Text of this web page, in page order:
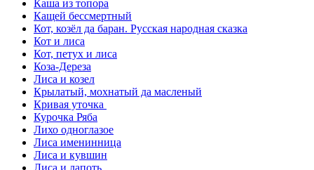
Каша из топора
Кащей бессмертный
Кот, козёл да баран. Русская народная сказка
Кот и лиса
Кот, петух и лиса
Коза-Дереза
Лиса и козел
Крылатый, мохнатый да масленый
Кривая уточка
Курочка Ряба
Лихо одноглазое
Лиса именинница
Лиса и кувшин
Лиса и лапоть